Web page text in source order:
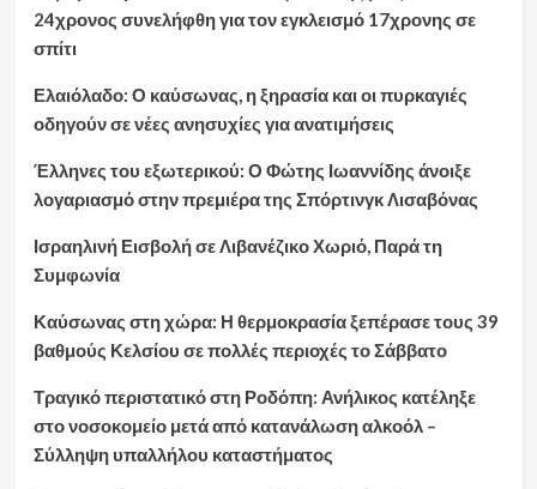
24χρονος συνελήφθη για τον εγκλεισμό 17χρονης σε
σπίτι
Ελαιόλαδο: Ο καύσωνας, η ξηρασία και οι πυρκαγιές
οδηγούν σε νέες ανησυχίες για ανατιμήσεις
Έλληνες του εξωτερικού: Ο Φώτης Ιωαννίδης άνοιξε
λογαριασμό στην πρεμιέρα της Σπόρτινγκ Λισαβόνας
Ισραηλινή Εισβολή σε Λιβανέζικο Χωριό, Παρά τη
Συμφωνία
Καύσωνας στη χώρα: Η θερμοκρασία ξεπέρασε τους 39
βαθμούς Κελσίου σε πολλές περιοχές το Σάββατο
Τραγικό περιστατικό στη Ροδόπη: Ανήλικος κατέληξε
στο νοσοκομείο μετά από κατανάλωση αλκοόλ –
Σύλληψη υπαλλήλου καταστήματος